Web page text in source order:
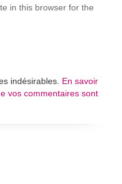
in this browser for the
indésirables. En savoir
vos commentaires sont